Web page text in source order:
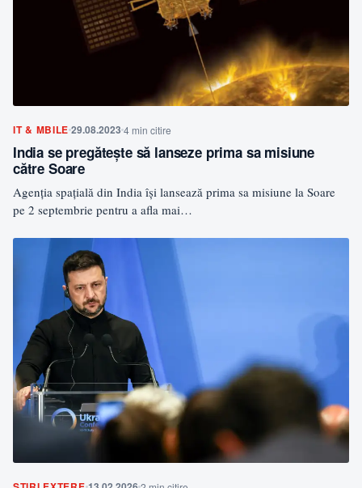
IT & MBILE29.08.20234 min citire
India se pregătește să lanseze prima sa misiune
către Soare
Agenția spațială din India își lansează prima sa misiune la Soare
pe 2 septembrie pentru a afla mai…